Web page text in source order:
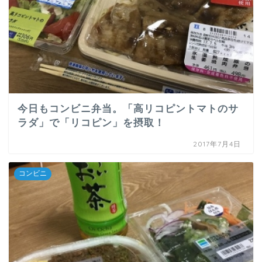
今日もコンビニ弁当。「高リコピントマトのサ
ラダ」で「リコピン」を摂取！
2017年7月4日
コンビニ